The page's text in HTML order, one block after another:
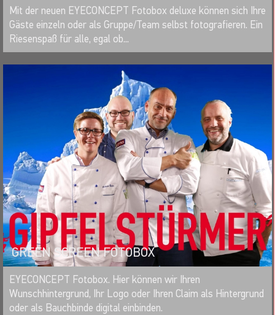
MERKEN
Mit der neuen EYECONCEPT Fotobox deluxe können sich Ihre
Gäste einzeln oder als Gruppe/Team selbst fotografieren. Ein
Riesenspaß für alle, egal ob...
GREEN SCREEN FOTOBOX
MERKEN
EYECONCEPT Fotobox. Hier können wir Ihren
Wunschhintergrund, Ihr Logo oder Ihren Claim als Hintergrund
oder als Bauchbinde digital einbinden.